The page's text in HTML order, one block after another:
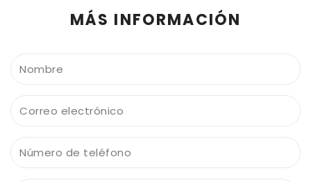
MÁS INFORMACIÓN